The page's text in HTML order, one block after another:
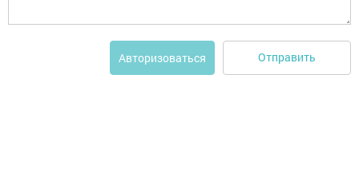
Авторизоваться Отправить